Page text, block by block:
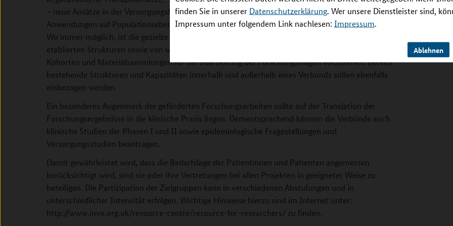
finden Sie in unserer Datenschutzerklärung. Wer unsere Dienstleister sind,
Impressum unter folgendem Link nachlesen: Impressum.
Ablehnen
– neue Ansätze in der Versorgungsforschung unter Berücksichtigung von „big data“ und digitalen
Anwendungen auf Populationsebene (z. B. Körpersensoren und Wearables).
Wo immer möglich, ist die gezielte Nutzung der im Forschungsnetz erzielten Ergebnisse und
etablierten Strukturen sowie von weiteren bereits existierenden Datensätzen, Patientenregistern,
Kohorten und Materialsammlungen für die Bearbeitung der Forschungsfragen vorzusehen. Bereits
bestehende Strukturen und Kapazitäten innerhalb und außerhalb eines Verbunds sollen ebenfalls
einbezogen werden.
Ein besonderes Augenmerk der geförderten Forschungsarbeiten sollte auf der Translation der
Forschungsergebnisse in die klinische Praxis liegen. Dementsprechend können die Verbünde auch
klinische Studien der Phasen I und II sowie epidemiologische Fragestellungen und
Versorgungsstudien beantragen.
Damit gewährleistet wird, dass die Bedarfslage der Patientinnen und Patienten angemessen
berücksichtigt wird, sind sie oder ihre Vertretungen bei allen Projekten in geeigneter Weise zu
beteiligen. Die Partizipation der Zielgruppen kann in verschiedenen Abstufungen und in
unterschiedlicher Intensität erfolgen. Wichtige Hinweise hierzu sind im Internet unter:
http://www.invo.org.uk/resource-centre/resource-for-researchers/ zu finden.